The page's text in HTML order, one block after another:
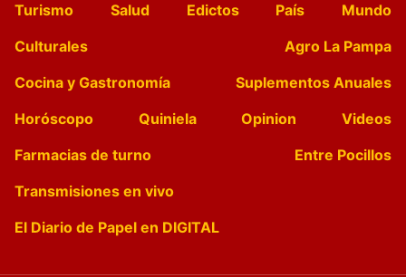
Turismo
Salud Edictos País
Mundo
Culturales
Agro La Pampa
Cocina y Gastronomía
Suplementos Anuales
Horóscopo
Quiniela Opinion
Videos
Farmacias de turno
Entre Pocillos
Transmisiones en vivo
El Diario de Papel en DIGITAL